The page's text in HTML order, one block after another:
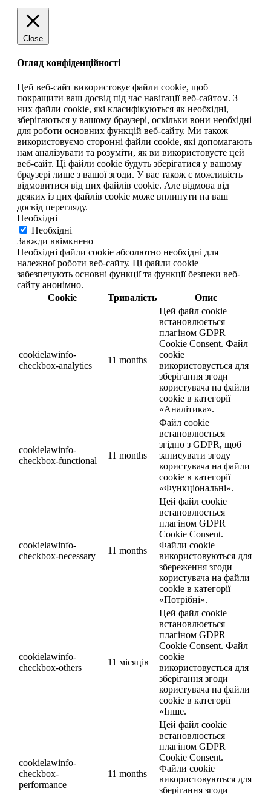
Close
Огляд конфіденційності
Цей веб-сайт використовує файли cookie, щоб
покращити ваш досвід під час навігації веб-сайтом. З
них файли cookie, які класифікуються як необхідні,
зберігаються у вашому браузері, оскільки вони необхідні
для роботи основних функцій веб-сайту. Ми також
використовуємо сторонні файли cookie, які допомагають
нам аналізувати та розуміти, як ви використовуєте цей
веб-сайт. Ці файли cookie будуть зберігатися у вашому
браузері лише з вашої згоди. У вас також є можливість
відмовитися від цих файлів cookie. Але відмова від
деяких із цих файлів cookie може вплинути на ваш
досвід перегляду.
Необхідні
Необхідні
Завжди ввімкнено
Необхідні файли cookie абсолютно необхідні для
належної роботи веб-сайту. Ці файли cookie
забезпечують основні функції та функції безпеки веб-
сайту анонімно.
Cookie
Тривалість Опис
cookielawinfo-
checkbox-analytics
11 months
Цей файл cookie
встановлюється
плагіном GDPR
Cookie Consent. Файл
cookie
використовується для
зберігання згоди
користувача на файли
cookie в категорії
«Аналітика».
cookielawinfo-
checkbox-functional
11 months
Файл cookie
встановлюється
згідно з GDPR, щоб
записувати згоду
користувача на файли
cookie в категорії
«Функціональні».
cookielawinfo-
checkbox-necessary
11 months
Цей файл cookie
встановлюється
плагіном GDPR
Cookie Consent.
Файли cookie
використовуються для
збереження згоди
користувача на файли
cookie в категорії
«Потрібні».
cookielawinfo-
checkbox-others
11 місяців
Цей файл cookie
встановлюється
плагіном GDPR
Cookie Consent. Файл
cookie
використовується для
зберігання згоди
користувача на файли
cookie в категорії
«Інше.
cookielawinfo-
checkbox-
performance
11 months
Цей файл cookie
встановлюється
плагіном GDPR
Cookie Consent.
Файли cookie
використовуються для
зберігання згоди